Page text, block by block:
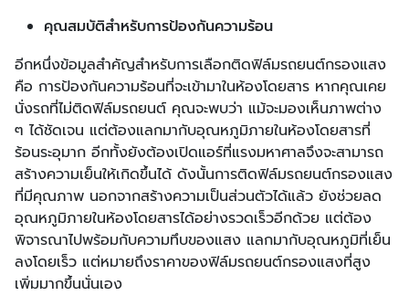
คุณสมบัติสำหรับการป้องกันความร้อน
อีกหนึ่งข้อมูลสำคัญสำหรับการเลือกติดฟิล์มรถยนต์กรองแสง
คือ การป้องกันความร้อนที่จะเข้ามาในห้องโดยสาร หากคุณเคย
นั่งรถที่ไม่ติดฟิล์มรถยนต์ คุณจะพบว่า แม้จะมองเห็นภาพต่าง
ๆ ได้ชัดเจน แต่ต้องแลกมากับอุณหภูมิภายในห้องโดยสารที่
ร้อนระอุมาก อีกทั้งยังต้องเปิดแอร์ที่แรงมหาศาลจึงจะสามารถ
สร้างความเย็นให้เกิดขึ้นได้ ดังนั้นการติดฟิล์มรถยนต์กรองแสง
ที่มีคุณภาพ นอกจากสร้างความเป็นส่วนตัวได้แล้ว ยังช่วยลด
อุณหภูมิภายในห้องโดยสารได้อย่างรวดเร็วอีกด้วย แต่ต้อง
พิจารณาไปพร้อมกับความทึบของแสง แลกมากับอุณหภูมิที่เย็น
ลงโดยเร็ว แต่หมายถึงราคาของฟิล์มรถยนต์กรองแสงที่สูง
เพิ่มมากขึ้นนั่นเอง